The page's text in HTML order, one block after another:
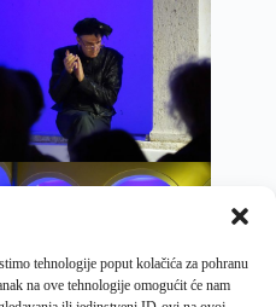
tehnologije poput kolačića za pohranu
na ove tehnologije omogućit će nam